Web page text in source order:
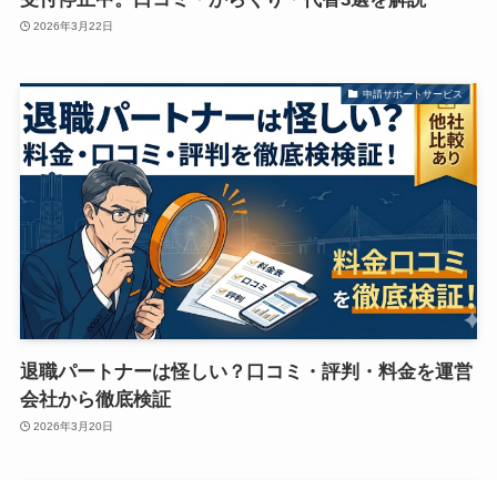
2026年3月22日
申請サポートサービス
退職パートナーは怪しい？口コミ・評判・料金を運営
会社から徹底検証
2026年3月20日